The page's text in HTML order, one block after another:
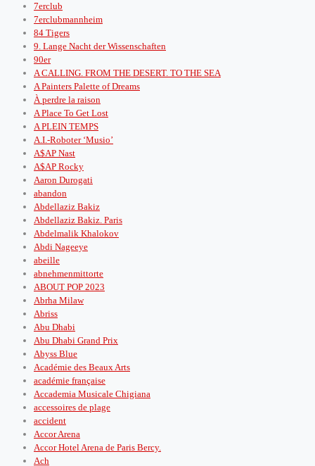
7erclub
7erclubmannheim
84 Tigers
9. Lange Nacht der Wissenschaften
90er
A CALLING. FROM THE DESERT. TO THE SEA
A Painters Palette of Dreams
À perdre la raison
A Place To Get Lost
A PLEIN TEMPS
A.I.-Roboter ‘Musio’
A$AP Nast
A$AP Rocky
Aaron Durogati
abandon
Abdellaziz Bakiz
Abdellaziz Bakiz. Paris
Abdelmalik Khalokov
Abdi Nageeye
abeille
abnehmenmittorte
ABOUT POP 2023
Abrha Milaw
Abriss
Abu Dhabi
Abu Dhabi Grand Prix
Abyss Blue
Académie des Beaux Arts
académie française
Accademia Musicale Chigiana
accessoires de plage
accident
Accor Arena
Accor Hotel Arena de Paris Bercy.
Ach